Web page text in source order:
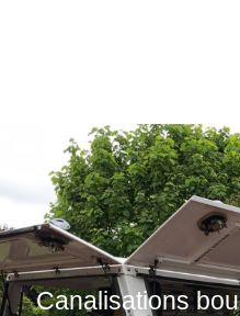
Canalisations